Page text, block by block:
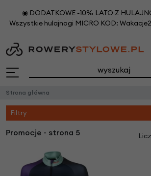
◉ DODATKOWE -10% LATO Z
Wszystkie hulajnogi MICRO KOD:
Strona główna
Filtry
Promocje - strona 5